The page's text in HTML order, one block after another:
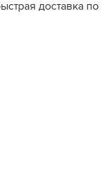
доставка по